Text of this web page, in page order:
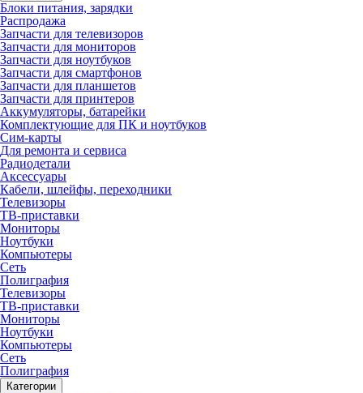
Блоки питания, зарядки
Распродажа
Запчасти для телевизоров
Запчасти для мониторов
Запчасти для ноутбуков
Запчасти для смартфонов
Запчасти для планшетов
Запчасти для принтеров
Аккумуляторы, батарейки
Комплектующие для ПК и ноутбуков
Сим-карты
Для ремонта и сервиса
Радиодетали
Аксессуары
Кабели, шлейфы, переходники
Телевизоры
ТВ-приставки
Мониторы
Ноутбуки
Компьютеры
Сеть
Полиграфия
Телевизоры
ТВ-приставки
Мониторы
Ноутбуки
Компьютеры
Сеть
Полиграфия
Категории